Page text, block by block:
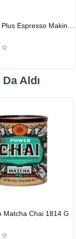
Aldı
Matcha Chai 1814 G